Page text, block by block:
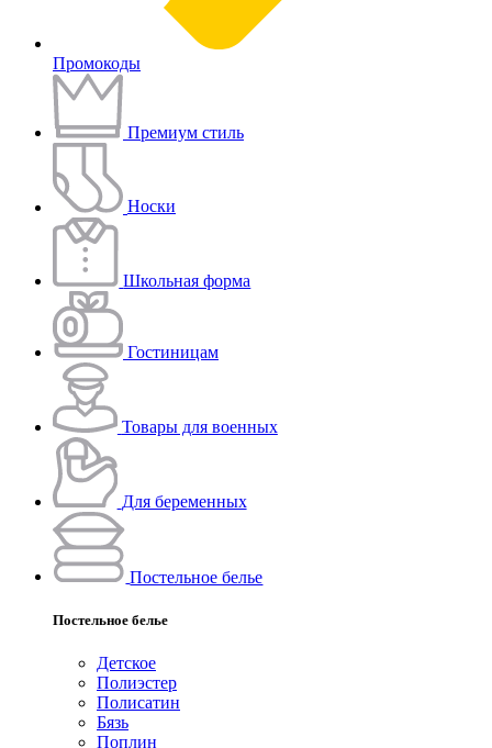
Промокоды
Премиум стиль
Носки
Школьная форма
Гостиницам
Товары для военных
Для беременных
Постельное белье
Постельное белье
Детское
Полиэстeр
Полисатин
Бязь
Поплин